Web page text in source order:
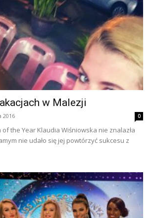
w Malezji
2016 0
the Year Klaudia Wiśniowska nie znalazła
nie udało się jej powtórzyć sukcesu z